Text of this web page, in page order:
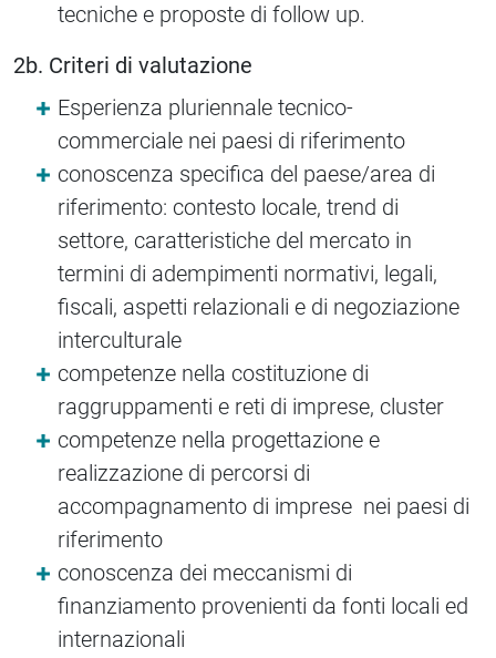
tecniche e proposte di follow up.
2b. Criteri di valutazione
Esperienza pluriennale tecnico-
commerciale nei paesi di riferimento
conoscenza specifica del paese/area di
riferimento: contesto locale, trend di
settore, caratteristiche del mercato in
termini di adempimenti normativi, legali,
fiscali, aspetti relazionali e di negoziazione
interculturale
competenze nella costituzione di
raggruppamenti e reti di imprese, cluster
competenze nella progettazione e
realizzazione di percorsi di
accompagnamento di imprese nei paesi di
riferimento
conoscenza dei meccanismi di
finanziamento provenienti da fonti locali ed
internazionali